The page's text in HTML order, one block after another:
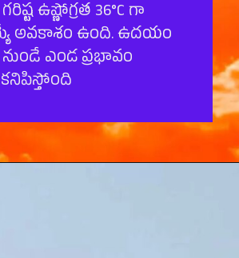
ఉష్ణోగ్రత 36°C గా
అవకాశం ఉంది. ఉదయం
నుండే ఎండ ప్రభావం